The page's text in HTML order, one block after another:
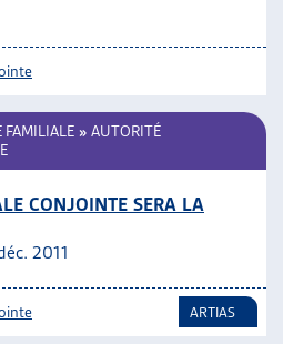
FAMILIALE » AUTORITÉ
CONJOINTE SERA LA
2011
ARTIAS